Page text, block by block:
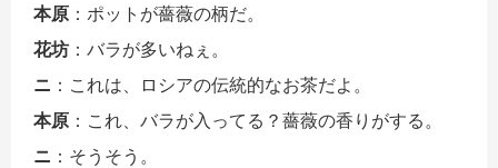
本原 ：ポットが薔薇の柄だ。
花坊 ：バラが多いねぇ。
ニ ：これは、ロシアの伝統的なお茶だよ。
本原 ：これ、バラが入ってる？薔薇の香りがする。
ニ ：そうそう。